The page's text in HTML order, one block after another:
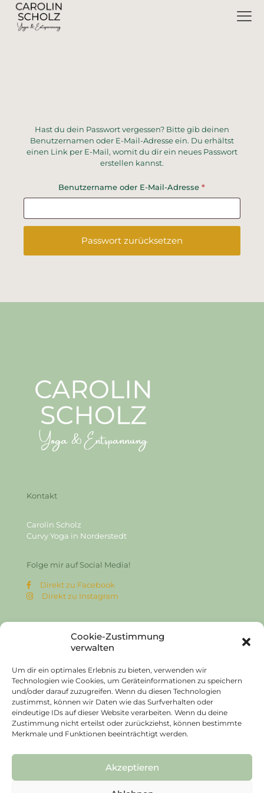
Cookie-Zustimmung
verwalten
Um dir ein optimales Erlebnis zu bieten, verwenden wir
Technologien wie Cookies, um Geräteinformationen zu speichern
und/oder darauf zuzugreifen. Wenn du diesen Technologien
zustimmst, können wir Daten wie das Surfverhalten oder
eindeutige IDs auf dieser Website verarbeiten. Wenn du deine
Zustimmung nicht erteilst oder zurückziehst, können bestimmte
Merkmale und Funktionen beeinträchtigt werden.
Akzeptieren
Hast du dein Passwort vergessen? Bitte gib deinen
Benutzernamen oder E-Mail-Adresse ein. Du erhältst
einen Link per E-Mail, womit du dir ein neues Passwort
erstellen kannst.
Benutzername oder E-Mail-Adresse*Erforderlich
Passwort zurücksetzen
Kontakt
Carolin Scholz
Curvy Yoga in Norderstedt
Folge mir auf Social Media!
Direkt zu Facebook
Direkt zu Instagram
Impressum
Datenschutz
Cookies